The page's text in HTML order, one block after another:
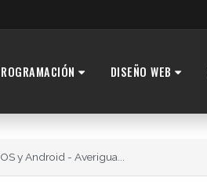
DISEÑO WEB
y Android - Averigua...